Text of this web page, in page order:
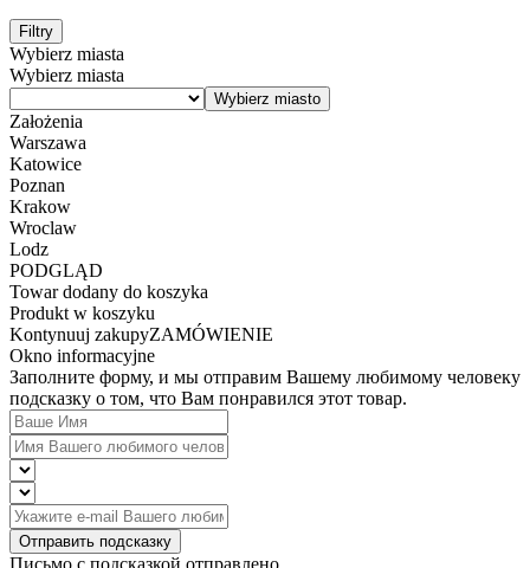
Filtry
Wybierz miasta
Wybierz miasta
Założenia
Warszawa
Katowice
Poznan
Krakow
Wroclaw
Lodz
PODGLĄD
Towar dodany do koszyka
Produkt w koszyku
Kontynuuj zakupyZAMÓWIENIE
Okno informacyjne
Заполните форму, и мы отправим Вашему любимому человеку
подсказку о том, что Вам понравился этот товар.
Отправить подсказку
Письмо с подсказкой отправлено